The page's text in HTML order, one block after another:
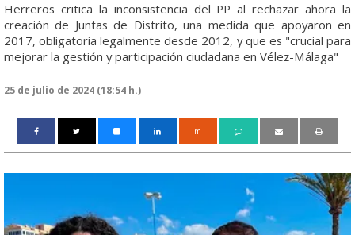
Herreros critica la inconsistencia del PP al rechazar ahora la
creación de Juntas de Distrito, una medida que apoyaron en
2017, obligatoria legalmente desde 2012, y que es "crucial para
mejorar la gestión y participación ciudadana en Vélez-Málaga"
25 de julio de 2024 (18:54 h.)
m